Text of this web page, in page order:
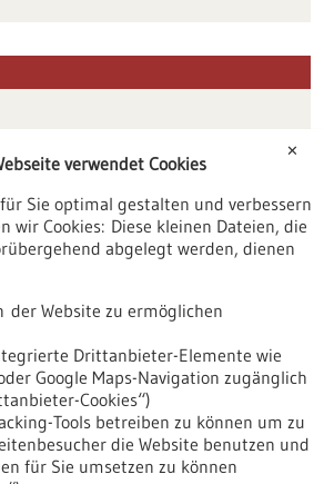
✕
verwendet Cookies
Sie optimal gestalten und verbessern
wir Cookies: Diese kleinen Dateien, die
abgelegt werden, dienen
der Website zu ermöglichen
Drittanbieter-Elemente wie
Google Maps-Navigation zugänglich
Cookies“)
Tools betreiben zu können um zu
die Website benutzen und
für Sie umsetzen zu können